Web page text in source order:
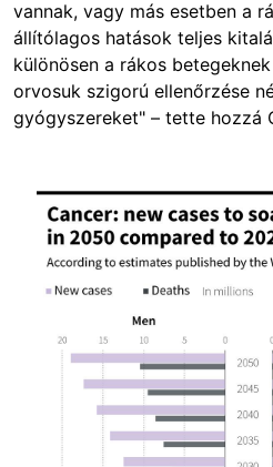
vannak, vagy más esetben a
állítólagos hatások teljes
különösen a rákos
orvosuk szigorú ellenőrzése
gyógyszereket" – tette hozzá
Image